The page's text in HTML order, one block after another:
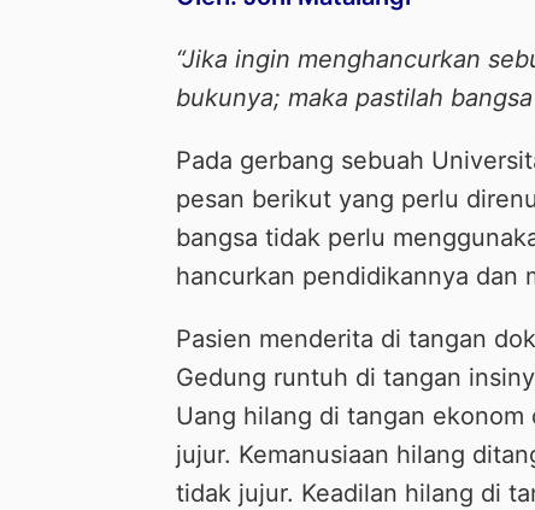
“Jika ingin menghancurkan
bukunya; maka pastilah
Pada gerbang sebuah
pesan berikut yang perlu
bangsa tidak perlu
hancurkan pendidikannya dan
Pasien menderita di tangan
Gedung runtuh di tangan
Uang hilang di tangan
jujur. Kemanusiaan hilang
tidak jujur. Keadilan hilang di